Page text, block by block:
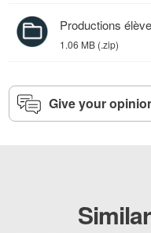
Productions
1.06 MB (.zip)
Give your